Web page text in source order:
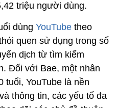
triệu người dùng.
dùng YouTube theo
quen sử dụng trong số
dịch từ tìm kiếm
Đối với Bae, một nhân
tuổi, YouTube là nền
thông tin, các yếu tố đa